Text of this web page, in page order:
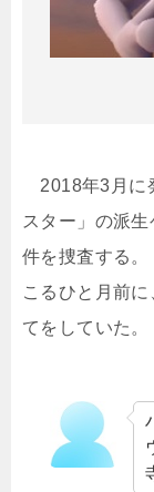
2018年3月に
スター」の派
件を捜査する
こるひと月前
てをしていた。